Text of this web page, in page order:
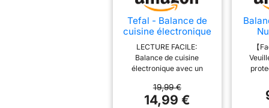
Tefal - Balance de
cuisine électronique
Optiss - 5kg - Blanc
LECTURE FACILE:
Balance de cuisine
électronique avec un
rétroéclairé affichant des
chiffres de 1.6cm, pour
19,99 €
14,99 €
kg -
【